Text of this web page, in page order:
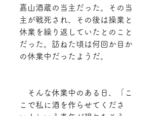
嘉山酒蔵の当主だった。その当
主が戦死され、その後は操業と
休業を繰り返していたとのこと
だった。訪ねた頃は何回か目か
の休業中だったようだ。
そんな休業中のある日、「こ
こで私に酒を作らせてくださ